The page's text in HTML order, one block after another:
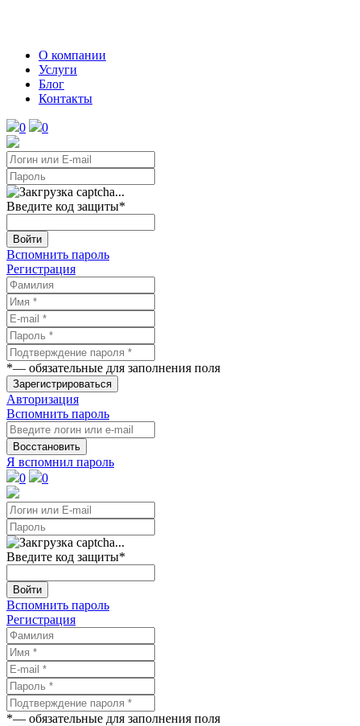
О компании
Услуги
Блог
Контакты
0 0
Введите код защиты*
Войти
Вспомнить пароль
Регистрация
*— обязательные для заполнения поля
Зарегистрироваться
Авторизация
Вспомнить пароль
Восстановить
Я вспомнил пароль
0
0
Введите код защиты*
Войти
Вспомнить пароль
Регистрация
*— обязательные для заполнения поля